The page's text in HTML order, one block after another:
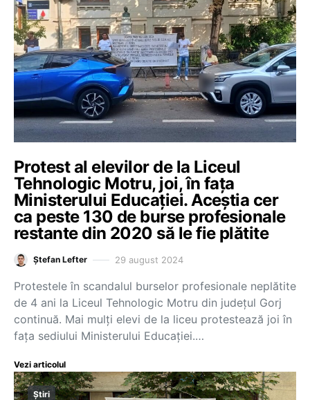
Protest al elevilor de la Liceul
Tehnologic Motru, joi, în fața
Ministerului Educației. Aceștia cer
ca peste 130 de burse profesionale
restante din 2020 să le fie plătite
Ștefan Lefter 29 august 2024
Protestele în scandalul burselor profesionale neplătite
de 4 ani la Liceul Tehnologic Motru din județul Gorj
continuă. Mai mulți elevi de la liceu protestează joi în
fața sediului Ministerului Educației.…
Vezi articolul
Știri